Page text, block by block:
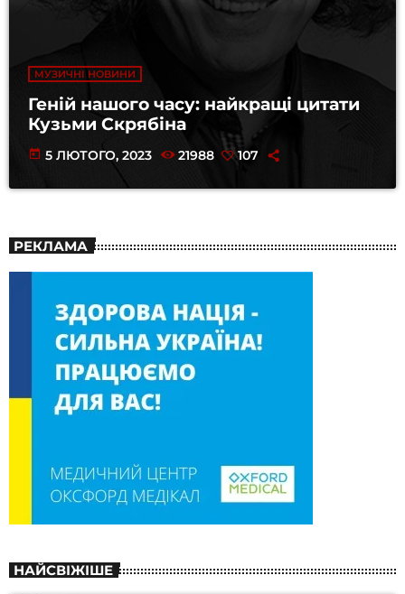
МУЗИЧНІ НОВИНИ
Геній нашого часу: найкращі цитати
Кузьми Скрябіна
today 5 ЛЮТОГО, 2023 21988 107
РЕКЛАМА
НАЙСВІЖІШЕ